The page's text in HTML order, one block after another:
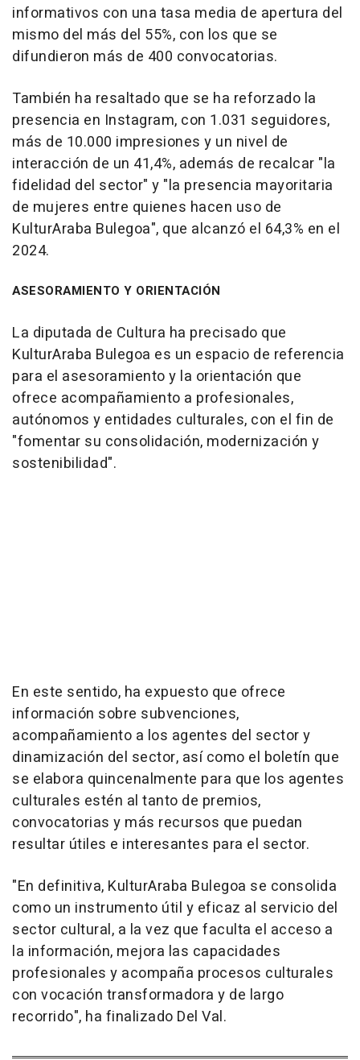
informativos con una tasa media de apertura del
mismo del más del 55%, con los que se
difundieron más de 400 convocatorias.
También ha resaltado que se ha reforzado la
presencia en Instagram, con 1.031 seguidores,
más de 10.000 impresiones y un nivel de
interacción de un 41,4%, además de recalcar "la
fidelidad del sector" y "la presencia mayoritaria
de mujeres entre quienes hacen uso de
KulturAraba Bulegoa", que alcanzó el 64,3% en el
2024.
ASESORAMIENTO Y ORIENTACIÓN
La diputada de Cultura ha precisado que
KulturAraba Bulegoa es un espacio de referencia
para el asesoramiento y la orientación que
ofrece acompañamiento a profesionales,
autónomos y entidades culturales, con el fin de
"fomentar su consolidación, modernización y
sostenibilidad".
En este sentido, ha expuesto que ofrece
información sobre subvenciones,
acompañamiento a los agentes del sector y
dinamización del sector, así como el boletín que
se elabora quincenalmente para que los agentes
culturales estén al tanto de premios,
convocatorias y más recursos que puedan
resultar útiles e interesantes para el sector.
"En definitiva, KulturAraba Bulegoa se consolida
como un instrumento útil y eficaz al servicio del
sector cultural, a la vez que faculta el acceso a
la información, mejora las capacidades
profesionales y acompaña procesos culturales
con vocación transformadora y de largo
recorrido", ha finalizado Del Val.